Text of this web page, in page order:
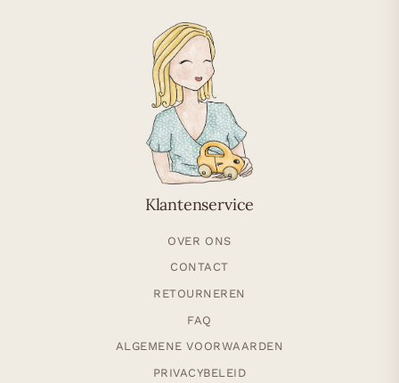
Klantenservice
OVER ONS
CONTACT
RETOURNEREN
FAQ
ALGEMENE VOORWAARDEN
PRIVACYBELEID